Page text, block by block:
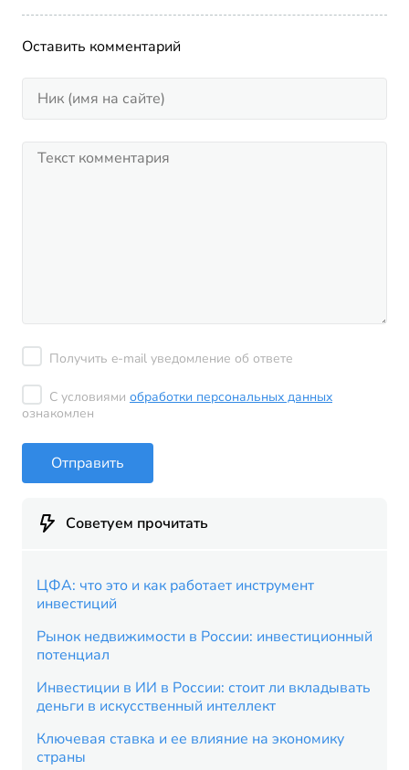
Оставить комментарий
Получить e-mail уведомление об ответе
С условиями обработки персональных данных
ознакомлен
Отправить
Советуем прочитать
ЦФА: что это и как работает инструмент
инвестиций
Рынок недвижимости в России: инвестиционный
потенциал
Инвестиции в ИИ в России: стоит ли вкладывать
деньги в искусственный интеллект
Ключевая ставка и ее влияние на экономику
страны